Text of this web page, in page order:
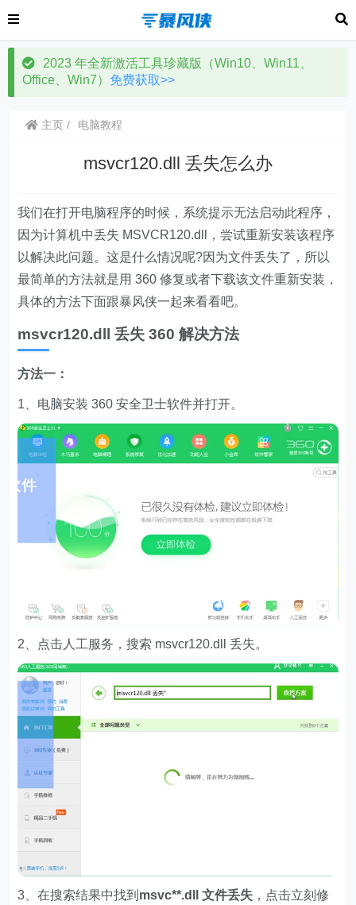
2023 年全新激活工具珍藏版（Win10、Win11、
Office、Win7） 免费获取>>
主页 电脑教程
msvcr120.dll 丢失怎么办
我们在打开电脑程序的时候，系统提示无法启动此程序，
因为计算机中丢失 MSVCR120.dll，尝试重新安装该程序
以解决此问题。这是什么情况呢?因为文件丢失了，所以
最简单的方法就是用 360 修复或者下载该文件重新安装，
具体的方法下面跟暴风侠一起来看看吧。
msvcr120.dll 丢失 360 解决方法
方法一：
1、电脑安装 360 安全卫士软件并打开。
2、点击人工服务，搜索 msvcr120.dll 丢失。
3、在搜索结果中找到 msvc**.dll 文件丢失 ，点击立刻修